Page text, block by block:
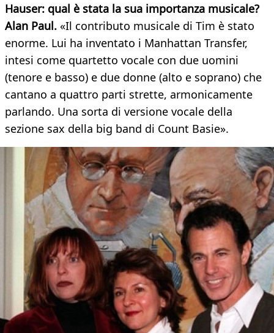
Hauser: qual è stata la sua importanza musicale?
Alan Paul. «Il contributo musicale di Tim è stato
enorme. Lui ha inventato i Manhattan Transfer,
intesi come quartetto vocale con due uomini
(tenore e basso) e due donne (alto e soprano) che
cantano a quattro parti strette, armonicamente
parlando. Una sorta di versione vocale della
sezione sax della big band di Count Basie».